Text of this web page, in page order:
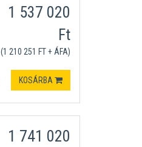
1 537 020
Ft
(1 210 251 FT + ÁFA)
KOSÁRBA
1 741 020